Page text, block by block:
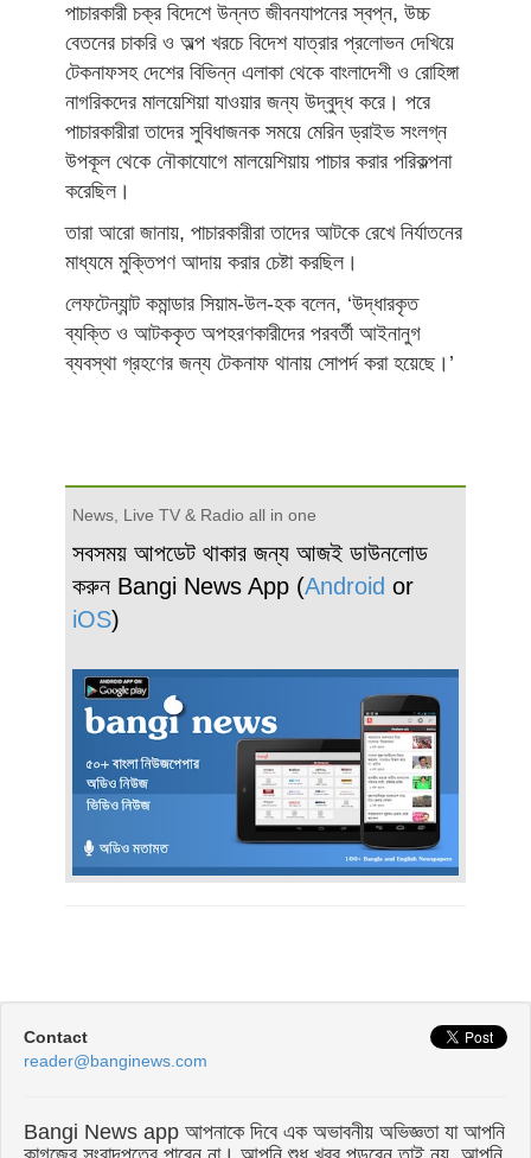
পাচারকারী চক্র বিদেশে উন্নত জীবনযাপনের স্বপ্ন, উচ্চ
বেতনের চাকরি ও অল্প খরচে বিদেশ যাত্রার প্রলোভন দেখিয়ে
টেকনাফসহ দেশের বিভিন্ন এলাকা থেকে বাংলাদেশী ও রোহিঙ্গা
নাগরিকদের মালয়েশিয়া যাওয়ার জন্য উদ্বুদ্ধ করে। পরে
পাচারকারীরা তাদের সুবিধাজনক সময়ে মেরিন ড্রাইভ সংলগ্ন
উপকূল থেকে নৌকাযোগে মালয়েশিয়ায় পাচার করার পরিকল্পনা
করেছিল।
তারা আরো জানায়, পাচারকারীরা তাদের আটকে রেখে নির্যাতনের
মাধ্যমে মুক্তিপণ আদায় করার চেষ্টা করছিল।
লেফটেন্যান্ট কমান্ডার সিয়াম-উল-হক বলেন, ‘উদ্ধারকৃত
ব্যক্তি ও আটককৃত অপহরণকারীদের পরবর্তী আইনানুগ
ব্যবস্থা গ্রহণের জন্য টেকনাফ থানায় সোপর্দ করা হয়েছে।’
News, Live TV & Radio all in one
সবসময় আপডেট থাকার জন্য আজই ডাউনলোড
করুন Bangi News App (Android or
iOS)
Contact
reader@banginews.com
Bangi News app আপনাকে দিবে এক অভাবনীয় অভিজ্ঞতা যা আপনি